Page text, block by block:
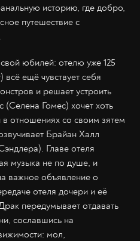
историю, где добро,
путешествие с
юбилей: отелю уже 125
ещё чувствует себя
и решает устроить
(Селена Гомес) хочет хоть
в отношениях со своим зятем
Брайан Халл
Главе отеля
музыка не по душе, и
важное объявление о
отеля дочери и её
передумывает отдавать
сославшись на
мол,